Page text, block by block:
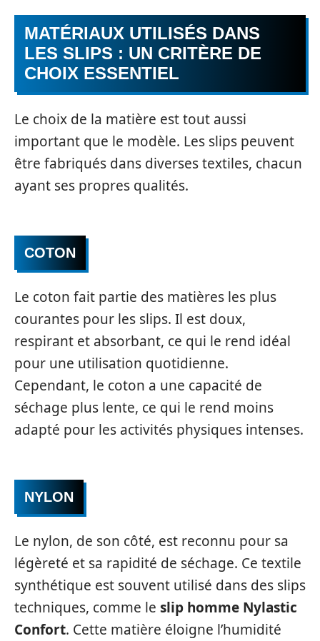
MATÉRIAUX UTILISÉS DANS
LES SLIPS : UN CRITÈRE DE
CHOIX ESSENTIEL
Le choix de la matière est tout aussi
important que le modèle. Les slips peuvent
être fabriqués dans diverses textiles, chacun
ayant ses propres qualités.
COTON
Le coton fait partie des matières les plus
courantes pour les slips. Il est doux,
respirant et absorbant, ce qui le rend idéal
pour une utilisation quotidienne.
Cependant, le coton a une capacité de
séchage plus lente, ce qui le rend moins
adapté pour les activités physiques intenses.
NYLON
Le nylon, de son côté, est reconnu pour sa
légèreté et sa rapidité de séchage. Ce textile
synthétique est souvent utilisé dans des slips
techniques, comme le slip homme Nylastic
Confort. Cette matière éloigne l’humidité